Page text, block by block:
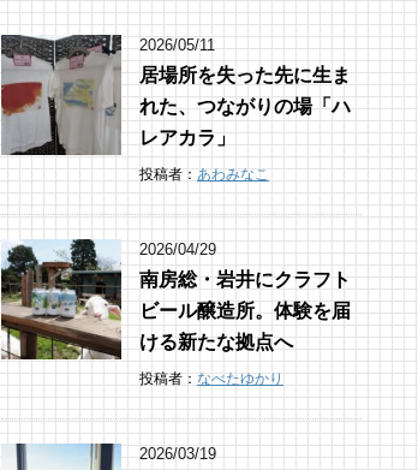
2026/05/11
居場所を失った先に生ま
れた、つながりの場「ハ
レアカラ」
投稿者：あわみなこ
2026/04/29
南房総・岩井にクラフト
ビール醸造所。体験を届
ける新たな拠点へ
投稿者：なべたゆかり
2026/03/19